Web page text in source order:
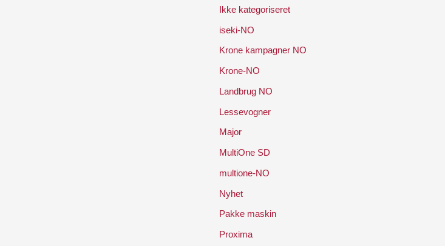
Ikke kategoriseret
iseki-NO
Krone kampagner NO
Krone-NO
Landbrug NO
Lessevogner
Major
MultiOne SD
multione-NO
Nyhet
Pakke maskin
Proxima